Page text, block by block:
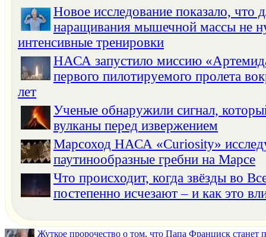
Новое исследование показало, что
наращивания мышечной массы не
интенсивные тренировки
НАСА запустило миссию
первого пилотируемого пролета
лет
Ученые обнаружили сигнал,
вулканы перед извержением
Марсоход НАСА «Curiosity»
паутинообразные гребни на Марсе
Что происходит, когда звёзды во
постепенно исчезают – и как это
Жуткое пророчество о том, что Папа Франциск